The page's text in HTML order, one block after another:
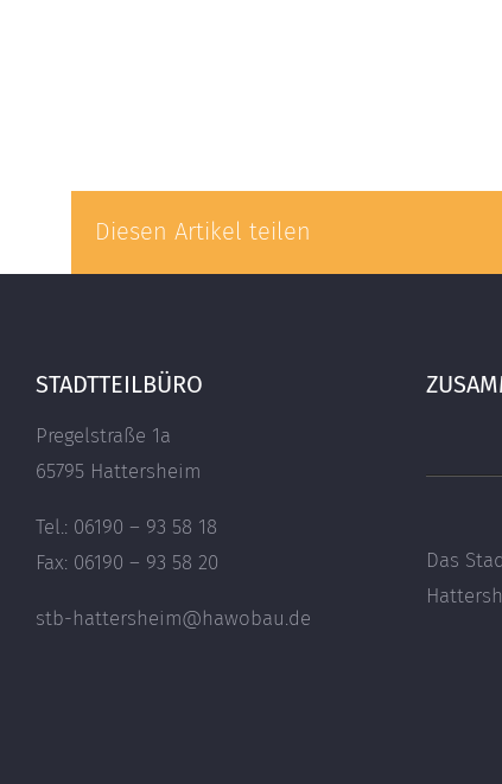
Diesen Artikel teilen
STADTTEILBÜRO
Pregelstraße 1a
65795 Hattersheim
Tel.: 06190 – 93 58 18
Fax: 06190 – 93 58 20
stb-hattersheim@hawobau.de
Das